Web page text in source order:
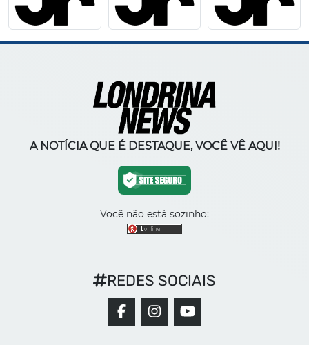
A NOTÍCIA QUE É DESTAQUE, VOCÊ VÊ AQUI!
Você não está sozinho:
REDES SOCIAIS